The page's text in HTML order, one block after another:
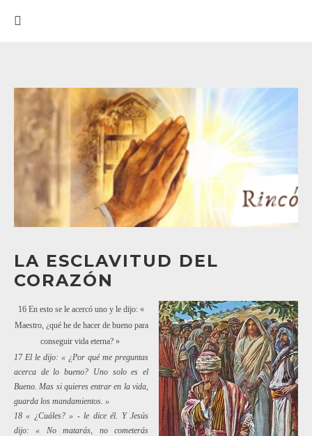
LA ESCLAVITUD DEL
CORAZÓN
16 En esto se le acercó uno y le dijo: «
Maestro, ¿qué he de hacer de bueno para
conseguir vida eterna? »
17 El le dijo: « ¿Por qué me preguntas
acerca de lo bueno? Uno solo es el
Bueno.Mas si quieres entrar en la vida,
guarda los mandamientos. »
18 « ¿Cuáles? » - le dice él. Y Jesús
dijo: « No matarás, no cometerás